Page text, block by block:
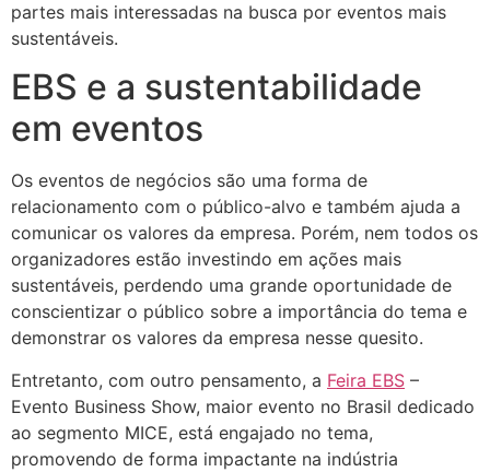
partes mais interessadas na busca por eventos mais
sustentáveis.
EBS e a sustentabilidade
em eventos
Os eventos de negócios são uma forma de
relacionamento com o público-alvo e também ajuda a
comunicar os valores da empresa. Porém, nem todos os
organizadores estão investindo em ações mais
sustentáveis, perdendo uma grande oportunidade de
conscientizar o público sobre a importância do tema e
demonstrar os valores da empresa nesse quesito.
Entretanto, com outro pensamento, a Feira EBS –
Evento Business Show, maior evento no Brasil dedicado
ao segmento MICE, está engajado no tema,
promovendo de forma impactante na indústria